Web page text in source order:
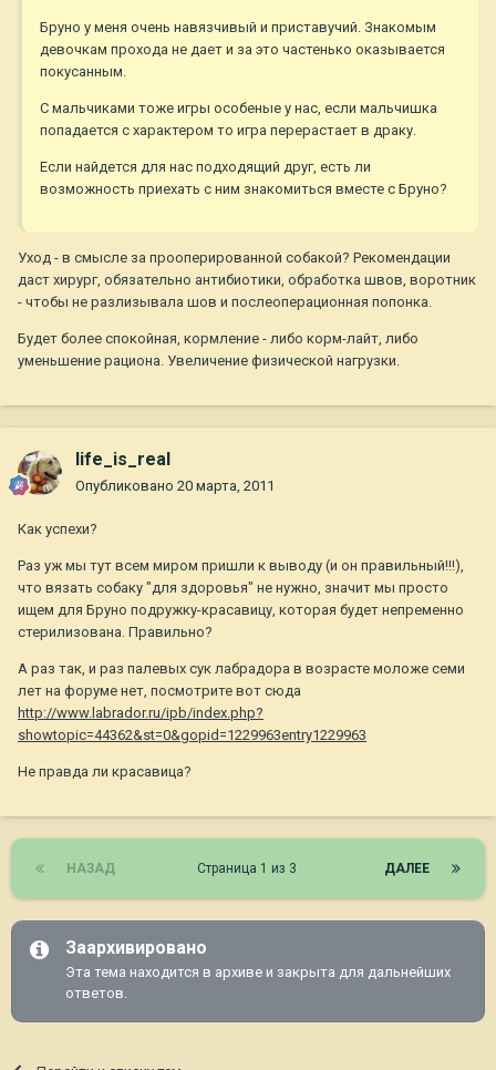
Бруно у меня очень навязчивый и приставучий. Знакомым
девочкам прохода не дает и за это частенько оказывается
покусанным.
С мальчиками тоже игры особеные у нас, если мальчишка
попадается с характером то игра перерастает в драку.
Если найдется для нас подходящий друг, есть ли
возможность приехать с ним знакомиться вместе с Бруно?
Уход - в смысле за прооперированной собакой? Рекомендации
даст хирург, обязательно антибиотики, обработка швов, воротник
- чтобы не разлизывала шов и послеоперационная попонка.
Будет более спокойная, кормление - либо корм-лайт, либо
уменьшение рациона. Увеличение физической нагрузки.
life_is_real
Опубликовано 20 марта, 2011
Как успехи?
Раз уж мы тут всем миром пришли к выводу (и он правильный!!!),
что вязать собаку "для здоровья" не нужно, значит мы просто
ищем для Бруно подружку-красавицу, которая будет непременно
стерилизована. Правильно?
А раз так, и раз палевых сук лабрадора в возрасте моложе семи
лет на форуме нет, посмотрите вот сюда
http://www.labrador.ru/ipb/index.php?
showtopic=44362&st=0&gopid=1229963entry1229963
Не правда ли красавица?
НАЗАД ДАЛЕЕ
Страница 1 из 3
Заархивировано
Эта тема находится в архиве и закрыта для дальнейших
ответов.